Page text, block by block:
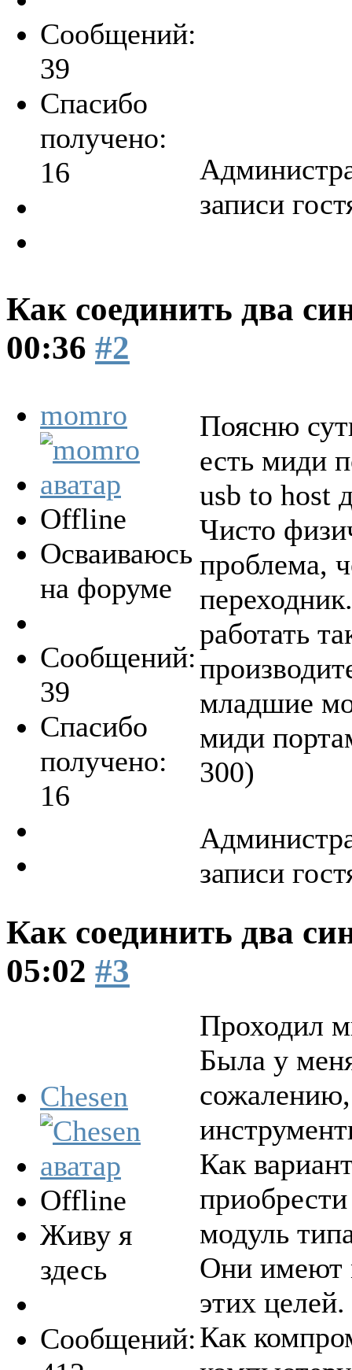
Сообщений:
39
Спасибо
получено:
16
записи
Как соединить два
00:36 #2
momro
Offline
Осваиваюсь
на форуме
Сообщений:
39
Спасибо
получено:
16
Поясню
есть миди
usb to host
Чисто
проблема,
работать
младшие
миди
300)
записи
Как соединить два
05:02 #3
Chesen
Offline
Живу я
здесь
Сообщений:
Проходил
Была у
сожалению,
Как
модуль
Они имеют
этих целей.
Как